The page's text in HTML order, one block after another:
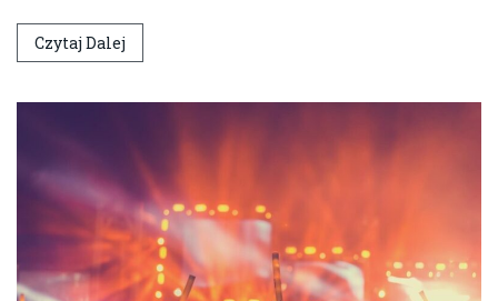
Czytaj Dalej